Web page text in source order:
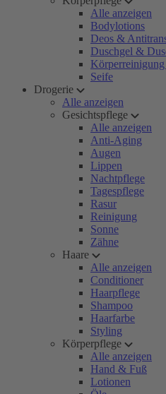
Alle anzeigen
Bodylotions
Deos &
Duschgel &
Seife
Drogerie
Alle anzeigen
Gesichtspflege
Alle anzeigen
Anti-Aging
Augen
Lippen
Nachtpflege
Tagespflege
Rasur
Reinigung
Sonne
Zähne
Haare
Alle anzeigen
Conditioner
Haarpflege
Shampoo
Haarfarbe
Styling
Körperpflege
Alle anzeigen
Hand & Fuß
Lotionen